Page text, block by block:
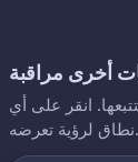
أخرى مراقبة
انقر على أي
نطاق لرؤية تعرضه.